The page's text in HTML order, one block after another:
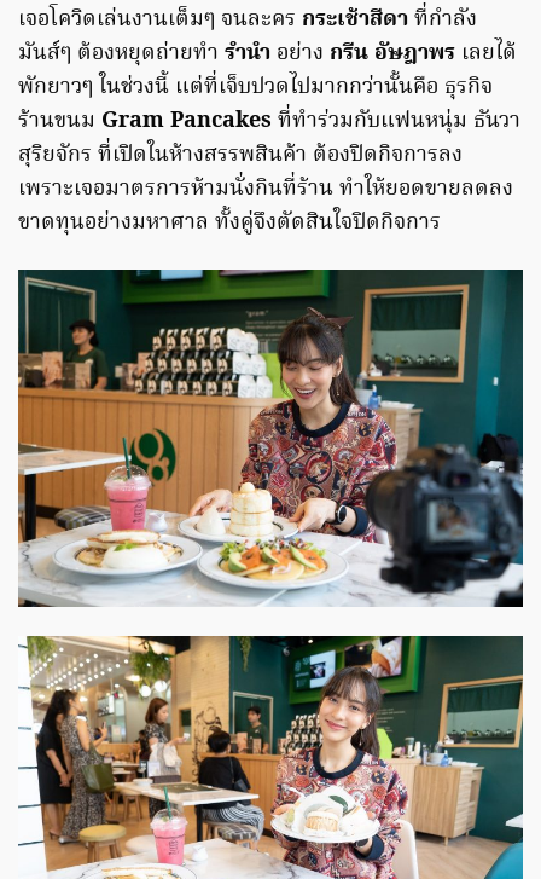
เจอโควิดเล่นงานเต็มๆ จนละคร กระเช้าสีดาที่กำลัง
มันส์ๆ ต้องหยุดถ่ายทำ รำนำ อย่าง กรีน อัษฎาพร เลยได้
พักยาวๆ ในช่วงนี้ แต่ที่เจ็บปวดไปมากกว่านั้นคือ ธุรกิจ
ร้านขนม Gram Pancakes ที่ทำร่วมกับแฟนหนุ่ม ธันวา
สุริยจักร ที่เปิดในห้างสรรพสินค้า ต้องปิดกิจการลง
เพราะเจอมาตรการห้ามนั่งกินที่ร้าน ทำให้ยอดขายลดลง
ขาดทุนอย่างมหาศาล ทั้งคู่จึงตัดสินใจปิดกิจการ